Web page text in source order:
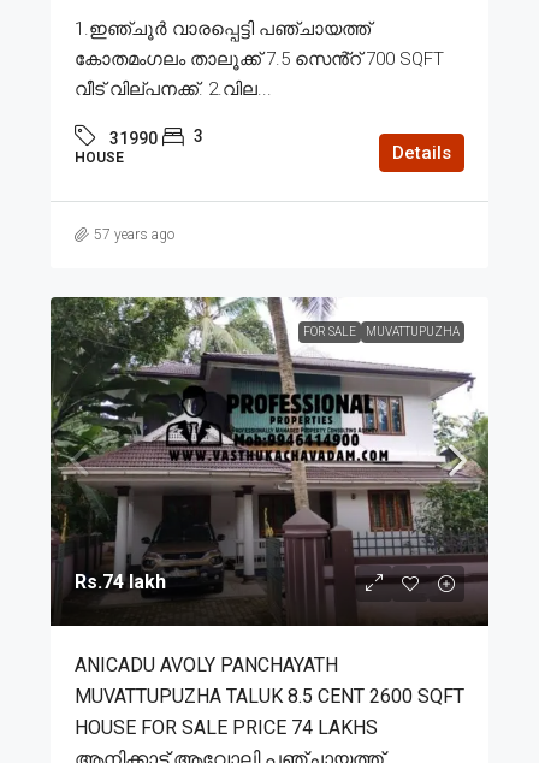
1.ഇഞ്ചൂർ വാരപ്പെട്ടി പഞ്ചായത്ത്
കോതമംഗലം താലൂക്ക് 7.5 സെൻ്റ് 700 SQFT
വീട് വില്പനക്ക്. 2.വില...
31990 3
HOUSE Details
57 years ago
FOR SALE MUVATTUPUZHA
Rs.74 lakh
ANICADU AVOLY PANCHAYATH
MUVATTUPUZHA TALUK 8.5 CENT 2600 SQFT
HOUSE FOR SALE PRICE 74 LAKHS
ആനിക്കാട് ആവോലി പഞ്ചായത്ത്